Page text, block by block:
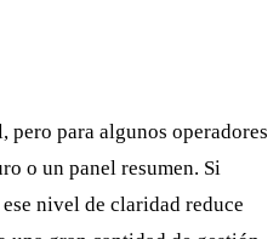
pero para algunos operadores
o un panel resumen. Si
nivel de claridad reduce